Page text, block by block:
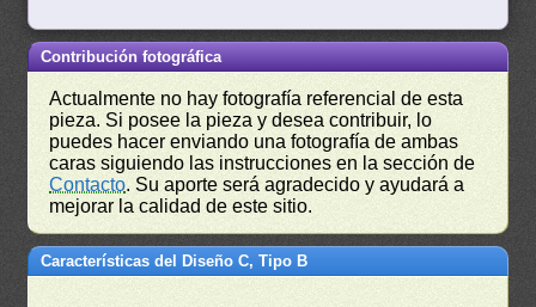
Contribución fotográfica
Actualmente no hay fotografía referencial de esta
pieza. Si posee la pieza y desea contribuir, lo
puedes hacer enviando una fotografía de ambas
caras siguiendo las instrucciones en la sección de
Contacto. Su aporte será agradecido y ayudará a
mejorar la calidad de este sitio.
Características del Diseño C, Tipo B